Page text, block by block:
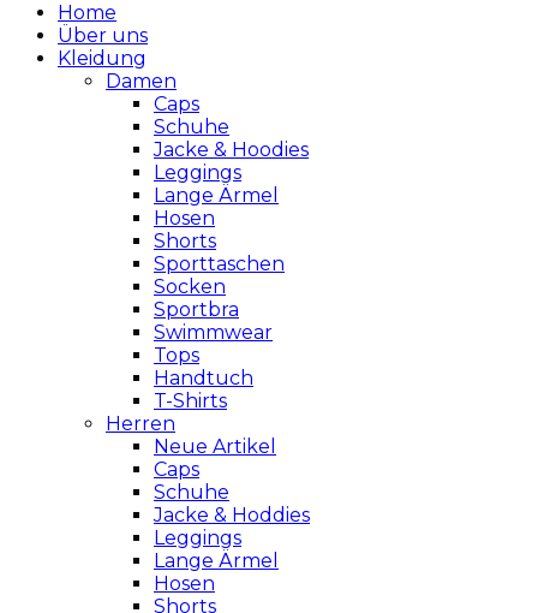
Home
Über uns
Kleidung
Damen
Caps
Schuhe
Jacke & Hoodies
Leggings
Lange Ärmel
Hosen
Shorts
Sporttaschen
Socken
Sportbra
Swimmwear
Tops
Handtuch
T-Shirts
Herren
Neue Artikel
Caps
Schuhe
Jacke & Hoddies
Leggings
Lange Ärmel
Hosen
Shorts